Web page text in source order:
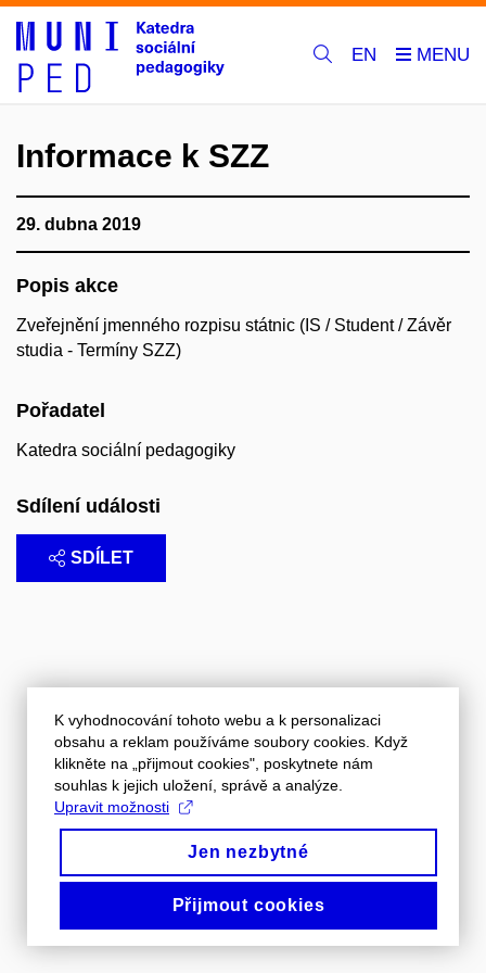
EN
Informace k SZZ
29. dubna 2019
Popis akce
Zveřejnění jmenného rozpisu státnic (IS / Student / Závěr
studia - Termíny SZZ)
Pořadatel
Katedra sociální pedagogiky
Sdílení události
SDÍLET
K vyhodnocování tohoto webu a k personalizaci
obsahu a reklam používáme soubory cookies. Když
klikněte na „přijmout cookies", poskytnete nám
souhlas k jejich uložení, správě a analýze.
Upravit možnosti
Jen nezbytné
Přijmout cookies